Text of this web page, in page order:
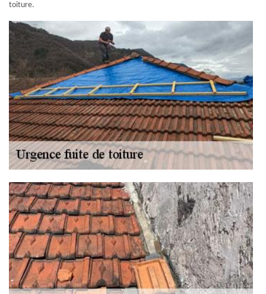
toiture.